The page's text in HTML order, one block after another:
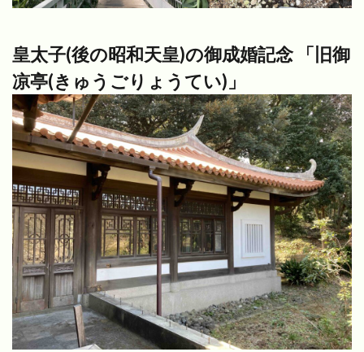
皇太子(後の昭和天皇)の御成婚記念 「旧御
凉亭(きゅうごりょうてい)」